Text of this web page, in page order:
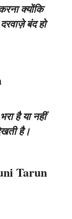
क्योंकि
बंद हो
है या नहीं
है।
Tarun